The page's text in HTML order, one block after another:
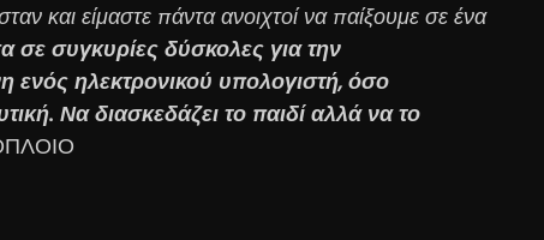
και είμαστε πάντα ανοιχτοί να παίξουμε σε ένα
σε συγκυρίες δύσκολες για την
ενός ηλεκτρονικού υπολογιστή, όσο
Να διασκεδάζει το παιδί αλλά να το